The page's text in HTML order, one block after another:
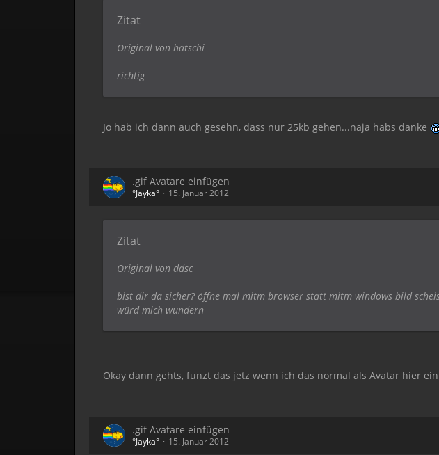
Zitat
Original von hatschi
richtig
Jo hab ich dann auch gesehn, dass nur 25kb gehen...naja habs danke
.gif Avatare einfügen
°Jayka° 15. Januar 2012
Zitat
Original von ddsc
bist dir da sicher? öffne mal mitm browser statt mitm windows bild
würd mich wundern
Okay dann gehts, funzt das jetz wenn ich das normal als Avatar hier
.gif Avatare einfügen
°Jayka° 15. Januar 2012